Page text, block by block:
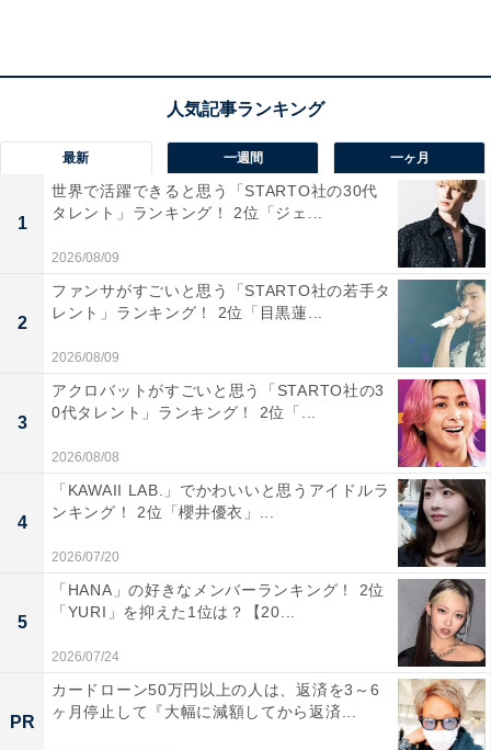
1位：松坂桃李（183cm） ／60票
最新 一週間 一ヶ月
1
世界で活躍できると思う「STARTO社の30代
タレント」ランキング！ 2位「ジェ...
2026/08/09
2
ファンサがすごいと思う「STARTO社の若手タ
レント」ランキング！ 2位「目黒蓮...
2026/08/09
3
アクロバットがすごいと思う「STARTO社の3
0代タレント」ランキング！ 2位「...
2026/08/08
4
「KAWAII LAB.」でかわいいと思うアイドルラ
ンキング！ 2位「櫻井優衣」...
2026/07/20
5
「HANA」の好きなメンバーランキング！ 2位
「YURI」を抑えた1位は？【20...
2026/07/24
PR
カードローン50万円以上の人は、返済を3～6
ヶ月停止して『大幅に減額してから返済...